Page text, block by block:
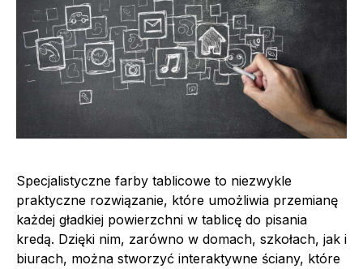
Specjalistyczne farby tablicowe to niezwykle
praktyczne rozwiązanie, które umożliwia przemianę
każdej gładkiej powierzchni w tablicę do pisania
kredą. Dzięki nim, zarówno w domach, szkołach, jak i
biurach, można stworzyć interaktywne ściany, które